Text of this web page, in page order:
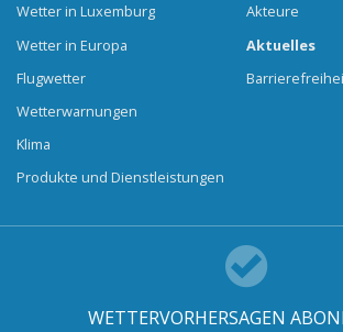
Wetter in Luxemburg
Wetter in Europa
Flugwetter
Wetterwarnungen
Klima
Produkte und Dienstleistungen
Akteure
Aktuelles
WETTERVORHERSAGEN